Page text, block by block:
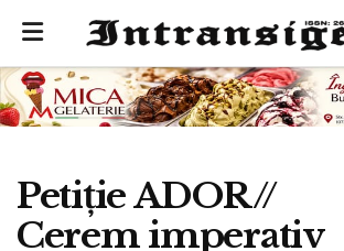
Petiție ADOR//
Cerem imperativ